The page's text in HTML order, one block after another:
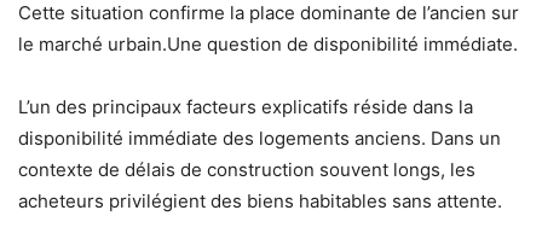
Cette situation confirme la place dominante de l’ancien sur
le marché urbain.Une question de disponibilité immédiate.
L’un des principaux facteurs explicatifs réside dans la
disponibilité immédiate des logements anciens. Dans un
contexte de délais de construction souvent longs, les
acheteurs privilégient des biens habitables sans attente.